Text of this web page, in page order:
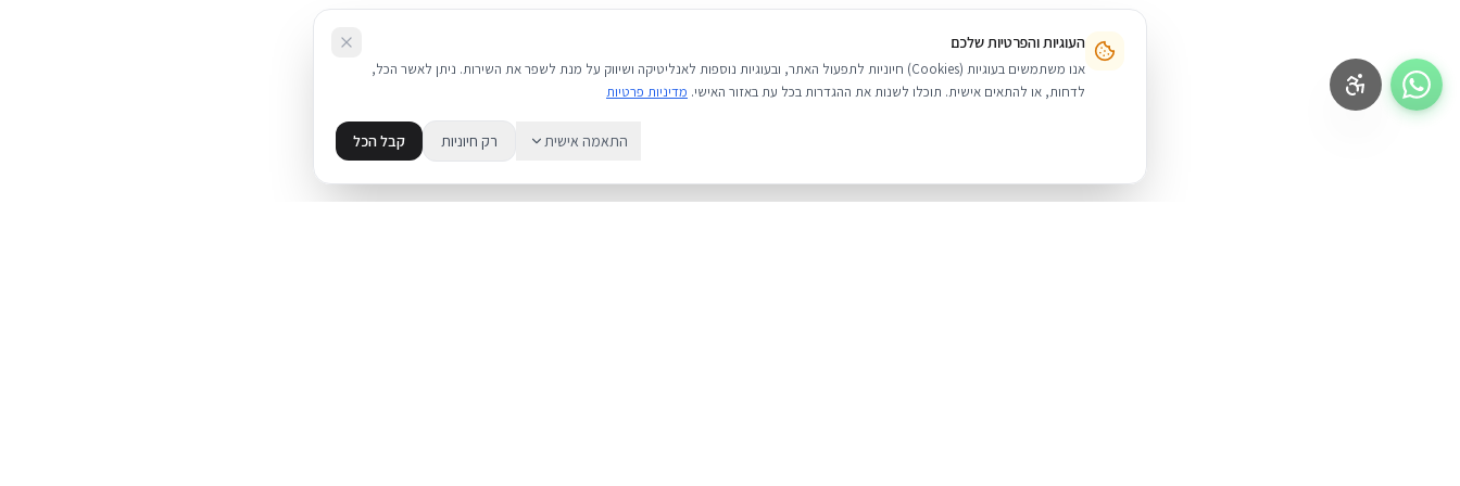
העוגיות והפרטיות שלכם
אנו משתמשים בעוגיות (Cookies) חיוניות לתפעול האתר, ובעוגיות נוספות לאנליטיקה ושיווק על מנת לשפר את השירות. ניתן לאשר הכל,
לדחות, או להתאים אישית. תוכלו לשנות את ההגדרות בכל עת באזור האישי. מדיניות פרטיות
התאמה אישית רק חיוניות קבל הכל